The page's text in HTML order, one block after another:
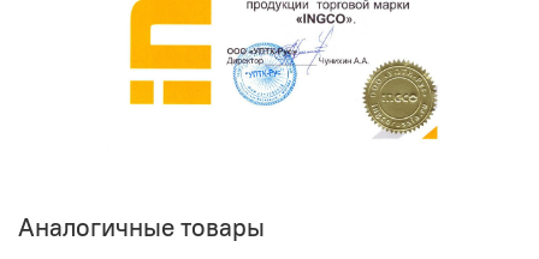
Аналогичные товары